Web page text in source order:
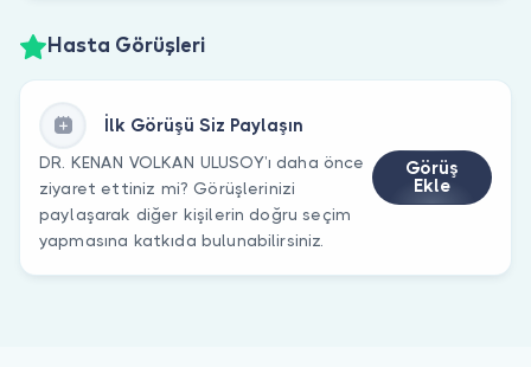
Hasta Görüşleri
İlk Görüşü Siz Paylaşın
DR. KENAN VOLKAN ULUSOY’ı daha önce
ziyaret ettiniz mi? Görüşlerinizi
paylaşarak diğer kişilerin doğru seçim
yapmasına katkıda bulunabilirsiniz.
Görüş
Ekle